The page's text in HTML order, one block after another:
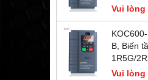
Vui lòng
B, Biến
1R5G/
Vui lòng